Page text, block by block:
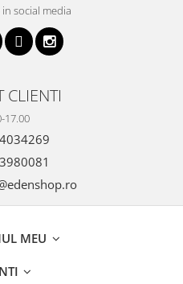
social media
CLIENTI
17.00
MEU